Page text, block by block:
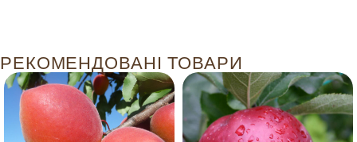
РЕКОМЕНДОВАНІ ТОВАРИ